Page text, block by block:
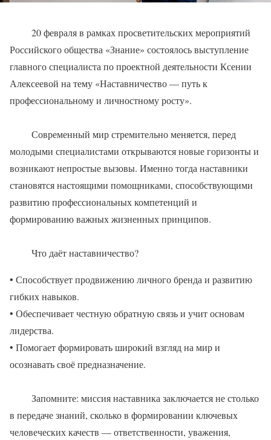
20 февраля в рамках просветительских мероприятий
Российского общества «Знание» состоялось выступление
главного специалиста по проектной деятельности Ксении
Алексеевой на тему «Наставничество — путь к
профессиональному и личностному росту».
Современный мир стремительно меняется, перед
молодыми специалистами открываются новые горизонты и
возникают непростые вызовы. Именно тогда наставники
становятся настоящими помощниками, способствующими
развитию профессиональных компетенций и
формированию важных жизненных принципов.
Что даёт наставничество?
• Способствует продвижению личного бренда и развитию
гибких навыков.
• Обеспечивает честную обратную связь и учит основам
лидерства.
• Помогает формировать широкий взгляд на мир и
осознавать своё предназначение.
Запомните: миссия наставника заключается не столько
в передаче знаний, сколько в формировании ключевых
человеческих качеств — ответственности, уважения,